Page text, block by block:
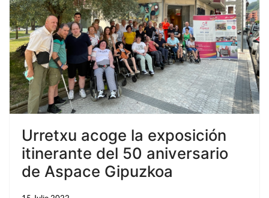
Urretxu acoge la exposición
itinerante del 50 aniversario
de Aspace Gipuzkoa